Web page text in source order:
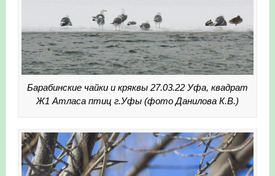
Барабинские чайки и кряквы 27.03.22 Уфа, квадрат
Ж1 Атласа птиц г.Уфы (фото Данилова К.В.)